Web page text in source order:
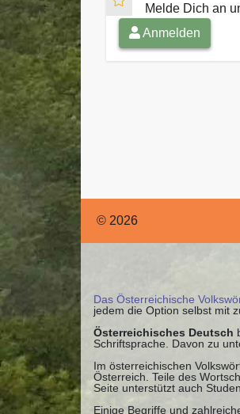
Melde Dich an
Anmelden
© 2026
Das Österreichische
jedem die Option selbst mit
Österreichisches Deutsch
Schriftsprache. Davon zu
Im österreichischen
Österreich. Teile des
Seite unterstützt auch
Einige Begriffe und